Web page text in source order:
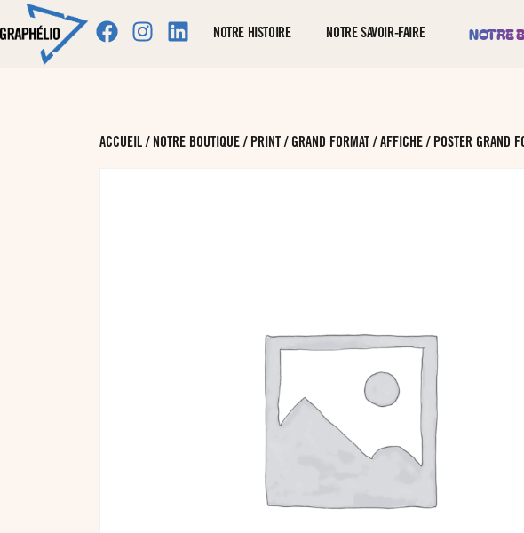
NOTRE HISTOIRE NOTRE SAVOIR-FAIRE NOTRE
ACCUEIL / NOTRE BOUTIQUE / PRINT / GRAND FORMAT / AFFICHE / POSTER GRAND